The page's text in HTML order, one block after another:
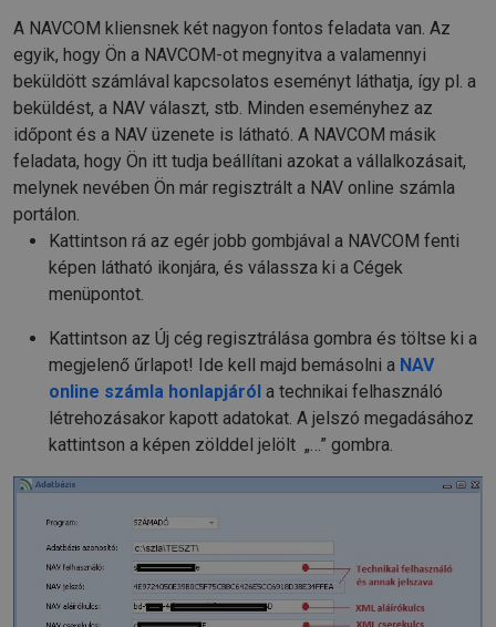
A NAVCOM kliensnek két nagyon fontos feladata van. Az
egyik, hogy Ön a NAVCOM-ot megnyitva a valamennyi
beküldött számlával kapcsolatos eseményt láthatja, így pl. a
beküldést, a NAV választ, stb. Minden eseményhez az
időpont és a NAV üzenete is látható. A NAVCOM másik
feladata, hogy Ön itt tudja beállítani azokat a vállalkozásait,
melynek nevében Ön már regisztrált a NAV online számla
portálon.
Kattintson rá az egér jobb gombjával a NAVCOM fenti
képen látható ikonjára, és válassza ki a Cégek
menüpontot.
Kattintson az Új cég regisztrálása gombra és töltse ki a
megjelenő űrlapot! Ide kell majd bemásolni a NAV
online számla honlapjáról a technikai felhasználó
létrehozásakor kapott adatokat. A jelszó megadásához
kattintson a képen zölddel jelölt „…” gombra.